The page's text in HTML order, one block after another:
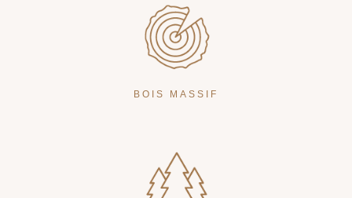
BOIS MASSIF